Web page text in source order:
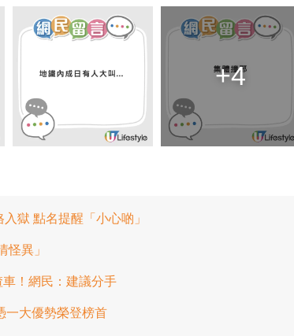
+4
獄 點名提醒「小心啲」
怪異」
！網民：建議分手
一大優勢榮登榜首